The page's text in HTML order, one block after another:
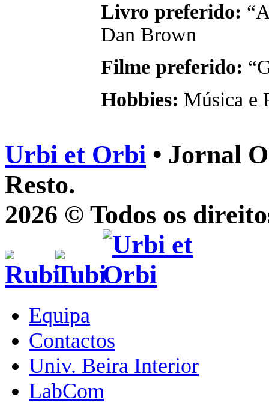
Livro preferido:
Dan Brown
Filme preferido:
Hobbies: Música e
Urbi et Orbi • Jornal
Resto.
2026 © Todos os
Equipa
Contactos
Univ. Beira Interior
LabCom